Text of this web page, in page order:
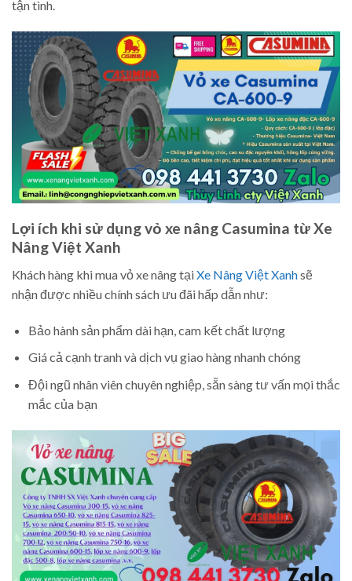
tận tình.
Lợi ích khi sử dụng vỏ xe nâng Casumina từ Xe
Nâng Việt Xanh
Khách hàng khi mua vỏ xe nâng tạiXe Nâng Việt Xanhsẽ
nhận được nhiều chính sách ưu đãi hấp dẫn như:
Bảo hành sản phẩm dài hạn, cam kết chất lượng
Giá cả cạnh tranh và dịch vụ giao hàng nhanh chóng
Đội ngũ nhân viên chuyên nghiệp, sẵn sàng tư vấn mọi thắc
mắc của bạn